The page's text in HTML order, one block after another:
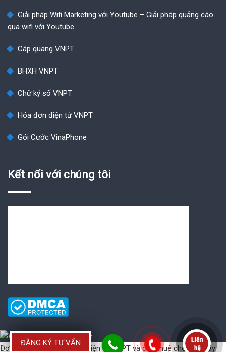
ĐĂNG KÝ TƯ VẤN
Giải pháp Wifi Marketing với Youtube – Giải pháp quảng cáo
qua wifi với Youtube
Cáp quang VNPT
BHXH VNPT
Chữ ký số VNPT
Hóa đơn điện tử VNPT
Gói Cước VinaPhone
Kết nối với chúng tôi
Đơn vị cung cấp Hóa đơn điện tử VNPT vàcho thuê chổ đặt máy